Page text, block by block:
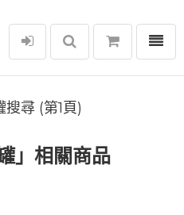
選單
搜尋 (第1頁)
」相關商品